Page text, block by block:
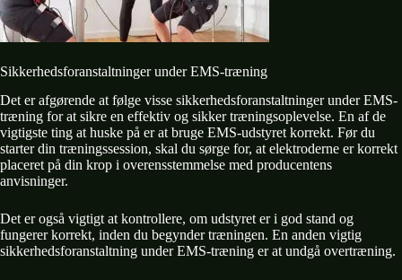
Sikkerhedsforanstaltninger under EMS-træning
Det er afgørende at følge visse sikkerhedsforanstaltninger under EMS-
træning for at sikre en effektiv og sikker træningsoplevelse. En af de
vigtigste ting at huske på er at bruge EMS-udstyret korrekt. Før du
starter din træningssession, skal du sørge for, at elektroderne er korrekt
placeret på din krop i overensstemmelse med producentens
anvisninger.
Det er også vigtigt at kontrollere, om udstyret er i god stand og
fungerer korrekt, inden du begynder træningen. En anden vigtig
sikkerhedsforanstaltning under EMS-træning er at undgå overtræning.